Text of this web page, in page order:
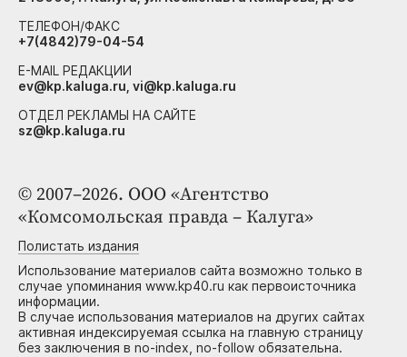
© 2007–2026. ООО «Агентство
«Комсомольская правда – Калуга»
Полистать издания
Использование материалов сайта возможно только в
случае упоминания www.kp40.ru как первоисточника
информации.
В случае использования материалов на других сайтах
активная индексируемая ссылка на главную страницу
без заключения в no-index, no-follow обязательна.
ТЕЛЕФОН/ФАКС
+7(4842)79-04-54
E-MAIL РЕДАКЦИИ
ev@kp.kaluga.ru, vi@kp.kaluga.ru
ОТДЕЛ РЕКЛАМЫ НА САЙТЕ
sz@kp.kaluga.ru